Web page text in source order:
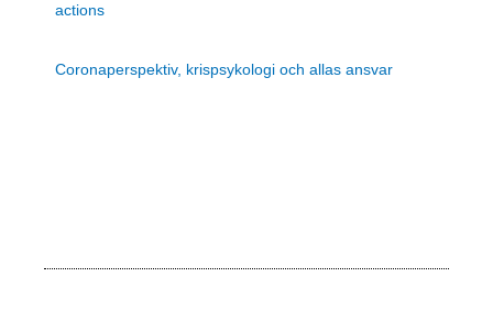
actions
Coronaperspektiv, krispsykologi och allas ansvar